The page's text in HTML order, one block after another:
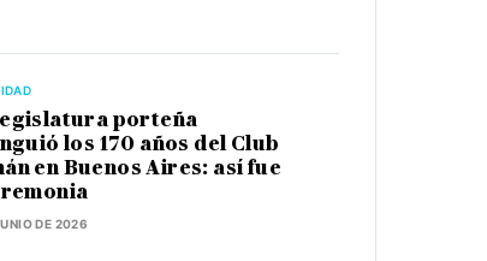
porteña
los 170 años del Club
en Buenos Aires: así fue
DE 2026